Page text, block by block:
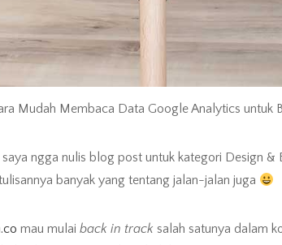
Mudah Membaca Data Google Analytics untuk
ngga nulis blog post untuk kategori Design &
banyak yang tentang jalan-jalan juga
mau mulai back in track salah satunya dalam